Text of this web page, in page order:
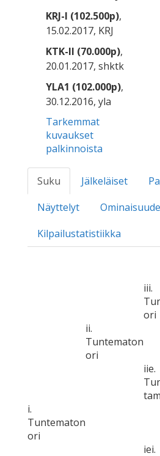
KRJ-I (102.500p),
15.02.2017, KRJ
KTK-II (70.000p),
20.01.2017, shktk
YLA1 (102.000p),
30.12.2016, yla
Tarkemmat
kuvaukset
palkinnoista
Suku Jälkeläiset
Näyttelyt
Kilpailustatistiikka
i.
Tuntematon
ori
ii.
Tuntematon
ori
iii.
ori
iie.
iei.